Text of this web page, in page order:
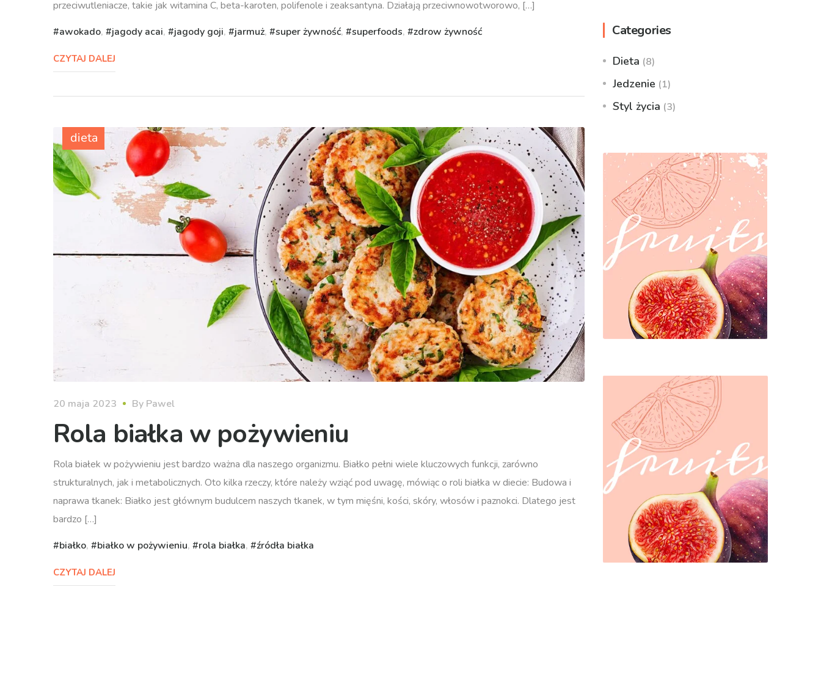
przeciwutleniacze, takie jak witamina C, beta-karoten, polifenole i zeaksantyna. Działają przeciwnowotworowo, […]
awokado, jagody acai, jagody goji, jarmuż, super żywność, superfoods, zdrow żywność
CZYTAJ DALEJ
dieta
20 maja 2023 By Pawel
Rola białka w pożywieniu
Rola białek w pożywieniu jest bardzo ważna dla naszego organizmu. Białko pełni wiele kluczowych funkcji, zarówno
strukturalnych, jak i metabolicznych. Oto kilka rzeczy, które należy wziąć pod uwagę, mówiąc o roli białka w diecie: Budowa i
naprawa tkanek: Białko jest głównym budulcem naszych tkanek, w tym mięśni, kości, skóry, włosów i paznokci. Dlatego jest
bardzo […]
białko, białko w pożywieniu, rola białka, źródła białka
CZYTAJ DALEJ
Categories
Dieta (8)
Jedzenie (1)
Styl życia (3)